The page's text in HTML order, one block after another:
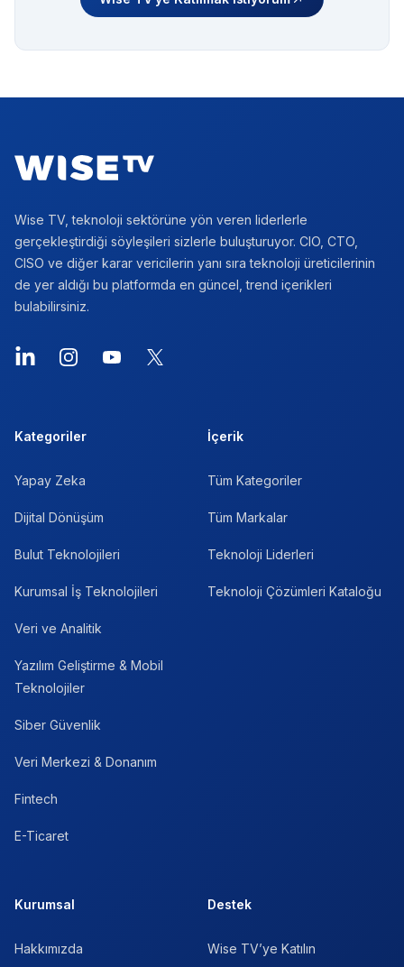
Wise TV, teknoloji sektörüne yön veren liderlerle
gerçekleştirdiği söyleşileri sizlerle buluşturuyor. CIO, CTO,
CISO ve diğer karar vericilerin yanı sıra teknoloji üreticilerinin
de yer aldığı bu platformda en güncel, trend içerikleri
bulabilirsiniz.
LinkedInInstagramYouTube
X
Kategoriler
Yapay Zeka
Dijital Dönüşüm
Bulut Teknolojileri
Kurumsal İş Teknolojileri
Veri ve Analitik
Yazılım Geliştirme & Mobil
Teknolojiler
Siber Güvenlik
Veri Merkezi & Donanım
Fintech
E-Ticaret
İçerik
Tüm Kategoriler
Tüm Markalar
Teknoloji Liderleri
Teknoloji Çözümleri Kataloğu
Kurumsal
Hakkımızda
Destek
Wise TV’ye Katılın